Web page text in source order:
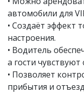
автомобили для
• Создаёт эффект
настроения.
• Водитель
а гости
• Позволяет
прибытия и